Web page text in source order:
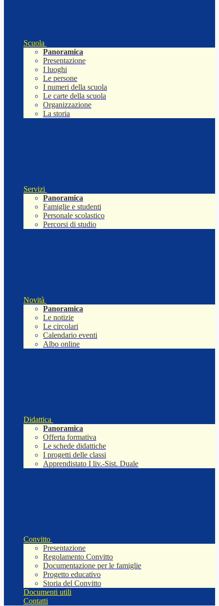
Scuola
Panoramica
Presentazione
I luoghi
Le persone
I numeri della scuola
Le carte della scuola
Organizzazione
La storia
Servizi
Panoramica
Famiglie e studenti
Personale scolastico
Percorsi di studio
Novità
Panoramica
Le notizie
Le circolari
Calendario eventi
Albo online
Didattica
Panoramica
Offerta formativa
Le schede didattiche
I progetti delle classi
Apprendistato I liv.-Sist. Duale
Convitto
Presentazione
Regolamento Convitto
Documentazione per le famiglie
Progetto educativo
Storia del Convitto
Documenti utili
Contatti